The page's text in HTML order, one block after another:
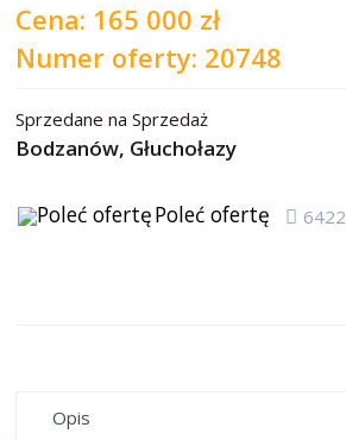
Cena: 165 000 zł
Numer oferty: 20748
Sprzedane na Sprzedaż
Bodzanów, Głuchołazy
Poleć ofertę 6422
Opis